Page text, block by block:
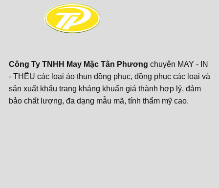
Công Ty TNHH May Mặc Tân Phương chuyên MAY - IN
- THÊU các loại áo thun đồng phục, đồng phục các loại và
sản xuất khẩu trang kháng khuẩn giá thành hợp lý, đảm
bảo chất lượng, đa dạng mẫu mã, tính thẩm mỹ cao.